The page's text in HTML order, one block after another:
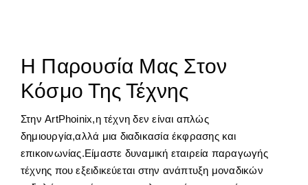
Η Παρουσία Μας Στον
Κόσμο Της Τέχνης
Στην ArtPhoinix,η τέχνη δεν είναι απλώς
δημιουργία,αλλά μια διαδικασία έκφρασης και
επικοινωνίας.Είμαστε δυναμική εταιρεία παραγωγής
τέχνης που εξειδικεύεται στην ανάπτυξη μοναδικών